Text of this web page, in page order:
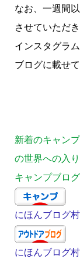
なお、一週間
させていただき
インスタグラ
ブログに載せ
新着のキャン
の世界への入
キャンプブロ
にほんブログ村
にほんブログ村